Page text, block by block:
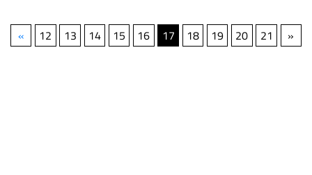
« 12 13 14 15 16 17 18 19 20 21 »